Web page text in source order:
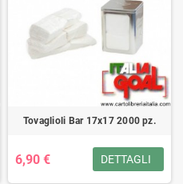
Tovaglioli Bar 17x17 2000 pz.
6,90 € DETTAGLI